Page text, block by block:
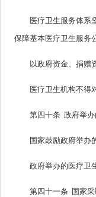
医疗卫生服务体系
保障基本医疗卫生服务
以政府资金、捐赠
医疗卫生机构不得
第四十条 政府举
国家鼓励政府举办
政府举办的医疗卫
第四十一条 国家